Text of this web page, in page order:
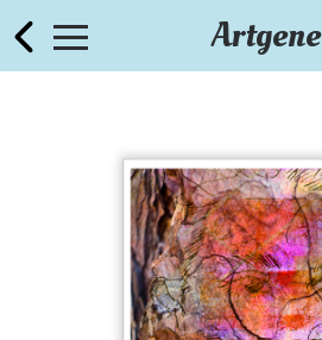
Artgene